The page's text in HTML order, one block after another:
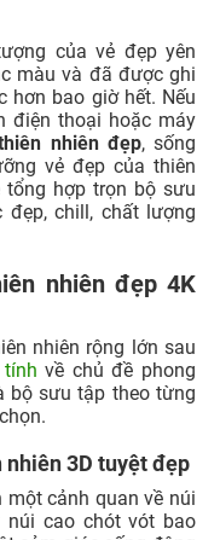
của vẻ đẹp yên
màu và đã được ghi
hơn bao giờ hết. Nếu
điện thoại hoặc máy
nhiên đẹp, sống
vẻ đẹp của thiên
tổng hợp trọn bộ sưu
đẹp, chill, chất lượng
nhiên đẹp 4K
nhiên rộng lớn sau
về chủ đề phong
bộ sưu tập theo từng
nhiên 3D tuyệt đẹp
một cảnh quan về núi
núi cao chót vót bao